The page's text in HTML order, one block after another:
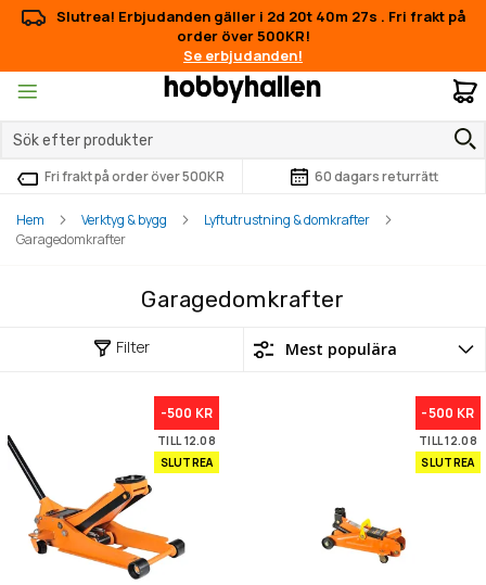
Slutrea! Erbjudanden gäller i 2d 20t 40m 26s . Fri frakt på
order över 500KR!
Se erbjudanden!
Fri frakt på order över 500KR 60 dagars returrätt
Hem Verktyg & bygg
Lyftutrustning & domkrafter
Garagedomkrafter
Garagedomkrafter
Filter
-500 KR
TILL 12.08
SLUTREA
-500 KR
TILL 12.08
SLUTREA